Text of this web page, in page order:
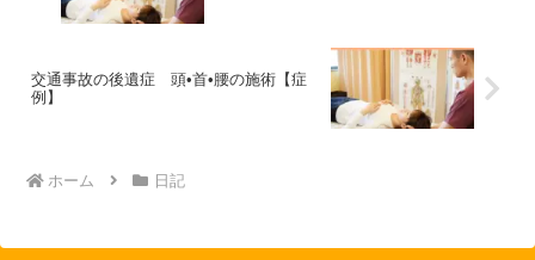
交通事故の後遺症 頭•首•腰の施術【症
例】
ホーム 日記